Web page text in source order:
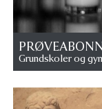
Grundskoler og